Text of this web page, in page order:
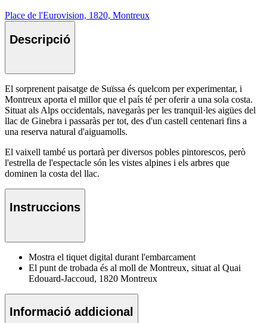
Place de l'Eurovision, 1820, Montreux
Descripció
El sorprenent paisatge de Suïssa és quelcom per experimentar, i
Montreux aporta el millor que el país té per oferir a una sola costa.
Situat als Alps occidentals, navegaràs per les tranquil·les aigües del
llac de Ginebra i passaràs per tot, des d'un castell centenari fins a
una reserva natural d'aiguamolls.
El vaixell també us portarà per diversos pobles pintorescos, però
l'estrella de l'espectacle són les vistes alpines i els arbres que
dominen la costa del llac.
Instruccions
Mostra el tiquet digital durant l'embarcament
El punt de trobada és al moll de Montreux, situat al Quai
Edouard-Jaccoud, 1820 Montreux
Informació addicional